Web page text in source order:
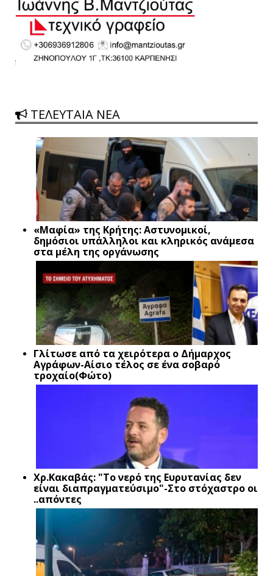
ΤΕΛΕΥΤΑΙΑ ΝΕΑ
«Μαφία» της Κρήτης: Αστυνομικοί,
δημόσιοι υπάλληλοι και κληρικός ανάμεσα
στα μέλη της οργάνωσης
Γλίτωσε από τα χειρότερα ο Δήμαρχος
Αγράφων-Αίσιο τέλος σε ένα σοβαρό
τροχαίο(Φώτο)
Xρ.Κακαβάς: "Το νερό της Ευρυτανίας δεν
είναι διαπραγματεύσιμο"-Στο στόχαστρο οι
..απόντες